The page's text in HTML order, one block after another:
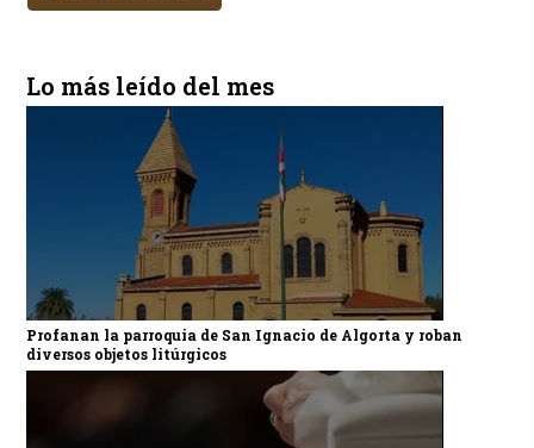
Lo más leído del mes
Profanan la parroquia de San Ignacio de Algorta y roban
diversos objetos litúrgicos